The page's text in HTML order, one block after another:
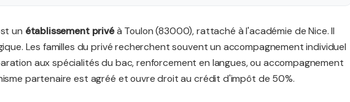
un établissement privéà Toulon (83000), rattaché à l'académie de Nice. Il
Les familles du privé recherchent souvent un accompagnement individuel
aux spécialités du bac, renforcement en langues, ou accompagnement
partenaire est agréé et ouvre droit au crédit d'impôt de 50%.